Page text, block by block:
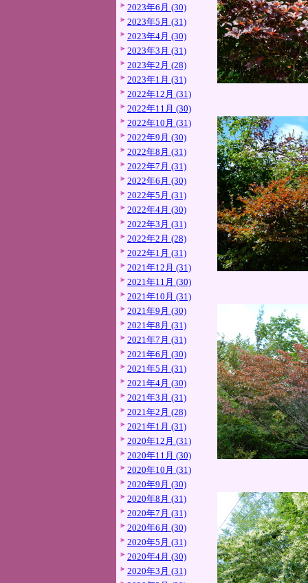
2023年6月 (30)
2023年5月 (31)
2023年4月 (30)
2023年3月 (31)
2023年2月 (28)
2023年1月 (31)
2022年12月 (31)
2022年11月 (30)
2022年10月 (31)
2022年9月 (30)
2022年8月 (31)
2022年7月 (31)
2022年6月 (30)
2022年5月 (31)
2022年4月 (30)
2022年3月 (31)
2022年2月 (28)
2022年1月 (31)
2021年12月 (31)
2021年11月 (30)
2021年10月 (31)
2021年9月 (30)
2021年8月 (31)
2021年7月 (31)
2021年6月 (30)
2021年5月 (31)
2021年4月 (30)
2021年3月 (31)
2021年2月 (28)
2021年1月 (31)
2020年12月 (31)
2020年11月 (30)
2020年10月 (31)
2020年9月 (30)
2020年8月 (31)
2020年7月 (31)
2020年6月 (30)
2020年5月 (31)
2020年4月 (30)
2020年3月 (31)